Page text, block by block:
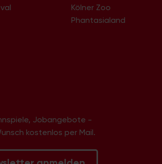
Kölner Zoo
Phantasialand
Jobangebote -
kostenlos per Mail.